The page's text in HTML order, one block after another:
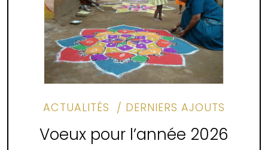
ACTUALITÉS DERNIERS AJOUTS
Voeux pour l’année 2026